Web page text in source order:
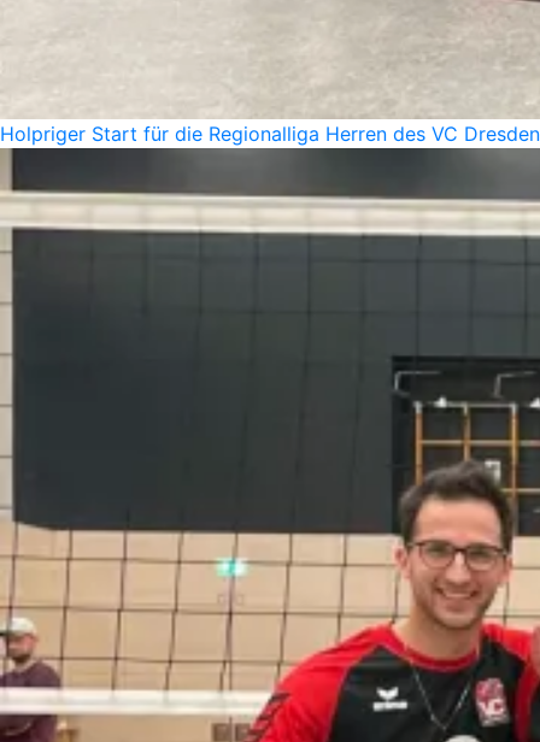
Holpriger Start für die Regionalliga Herren des VC